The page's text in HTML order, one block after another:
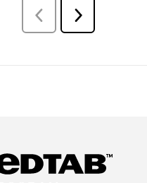
VorigeBeoordelingen
Volgende
Beoordelingen